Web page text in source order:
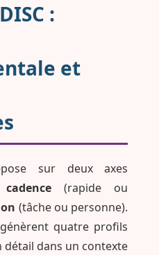
:
et
sur deux axes
cadence (rapide ou
(tâche ou personne).
quatre profils
détail dans un contexte